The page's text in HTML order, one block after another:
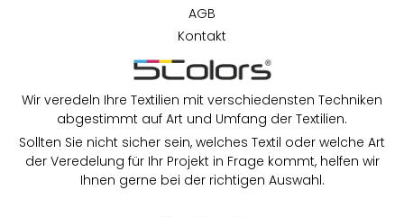
Wir veredeln Ihre Textilien mit verschiedensten Techniken
abgestimmt auf Art und Umfang der Textilien.
Sollten Sie nicht sicher sein, welches Textil oder welche Art
der Veredelung für Ihr Projekt in Frage kommt, helfen wir
Ihnen gerne bei der richtigen Auswahl.
AGB
Kontakt